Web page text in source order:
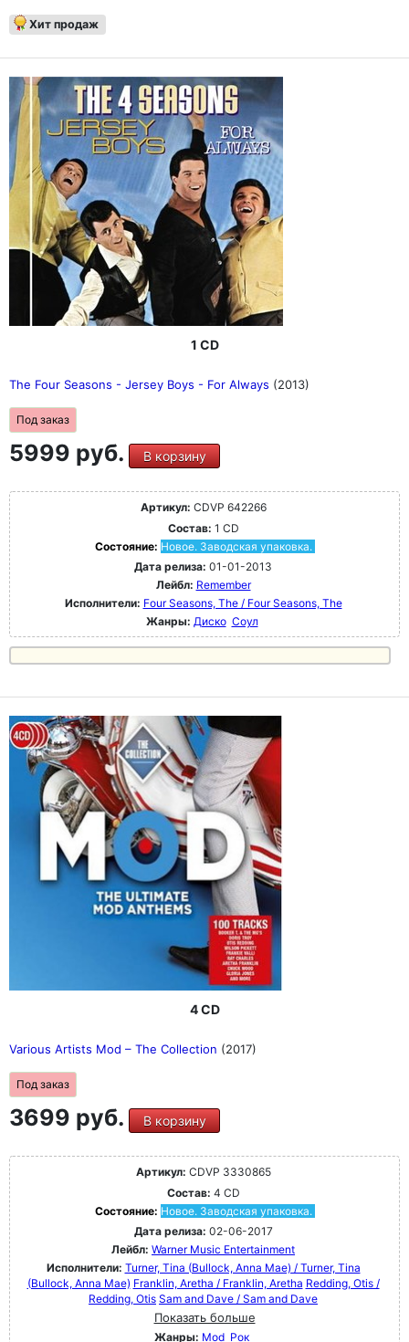
Хит продаж
1 CD
The Four Seasons - Jersey Boys - For Always (2013)
Под заказ
5999 руб. В корзину
Артикул: CDVP 642266
Состав: 1 CD
Состояние: Новое. Заводская упаковка.
Дата релиза: 01-01-2013
Лейбл: Remember
Исполнители: Four Seasons, The / Four Seasons, The
Жанры: Диско Соул
4 CD
Various Artists Mod – The Collection (2017)
Под заказ
3699 руб. В корзину
Артикул: CDVP 3330865
Состав: 4 CD
Состояние: Новое. Заводская упаковка.
Дата релиза: 02-06-2017
Лейбл: Warner Music Entertainment
Исполнители: Turner, Tina (Bullock, Anna Mae) / Turner, Tina
(Bullock, Anna Mae) Franklin, Aretha / Franklin, Aretha Redding, Otis /
Redding, Otis Sam and Dave / Sam and Dave
Показать больше
Жанры: Mod Рок